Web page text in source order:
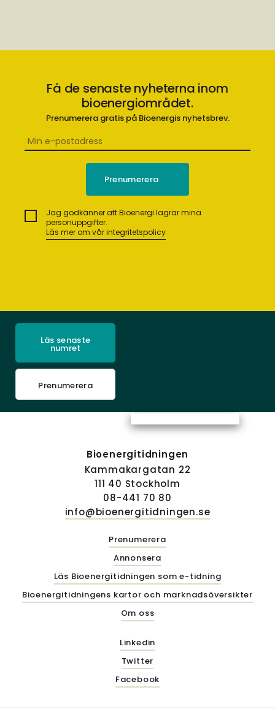
Få de senaste nyheterna inom
bioenergiområdet.
Prenumerera gratis på Bioenergis nyhetsbrev.
Jag godkänner att Bioenergi lagrar mina
personuppgifter.
Läs mer om vår integritetspolicy
Läs senaste
numret
Prenumerera
Bioenergitidningen
Kammakargatan 22
111 40 Stockholm
08-441 70 80
info@bioenergitidningen.se
Prenumerera
Annonsera
Läs Bioenergitidningen som e-tidning
Bioenergitidningens kartor och marknadsöversikter
Om oss
Linkedin
Twitter
Facebook